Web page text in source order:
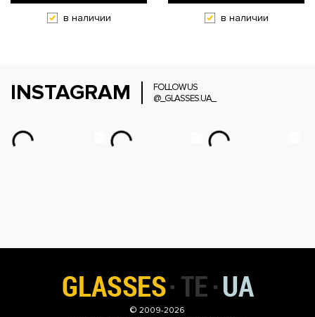
в наличии в наличии
INSTAGRAM
FOLLOW US
@_GLASSES.UA_
© 2009-2026